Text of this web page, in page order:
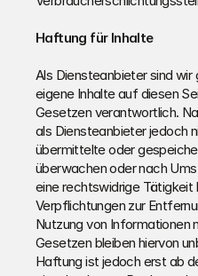
Haftung für Inhalte
Als Diensteanbieter sind wir
eigene Inhalte auf diesen
Gesetzen verantwortlich.
als Diensteanbieter jedoch
übermittelte oder
überwachen oder nach
eine rechtswidrige Tätigkeit
Verpflichtungen zur
Nutzung von Informationen
Gesetzen bleiben hiervon
Haftung ist jedoch erst ab